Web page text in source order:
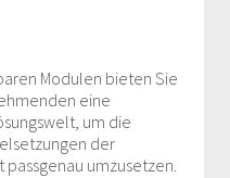
Modulen bieten Sie
eine
um die
der
umzusetzen.